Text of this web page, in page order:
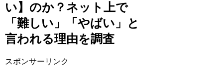
い】のか？ネット上で
「難しい」「やばい」と
言われる理由を調査
スポンサーリンク